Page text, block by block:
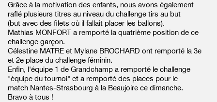
Grâce à la motivation des enfants, nous avons également
raflé plusieurs titres au niveau du challenge tirs au but
(but avec des filets où il fallait placer les ballons).
Mathias MONFORT a remporté la quatrième position de ce
challenge garçon.
Célestine MATRE et Mylane BROCHARD ont remporté la 3e
et 2e place du challenge féminin.
Enfin, l'équipe 1 de Grandchamp a remporté le challenge
"équipe du tournoi" et a remporté des places pour le
match Nantes-Strasbourg à la Beaujoire ce dimanche.
Bravo à tous !